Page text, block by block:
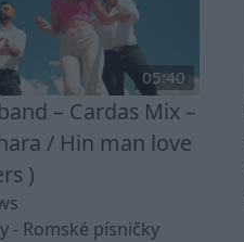
05:40
– Cardas Mix –
/ Hin man love
)
- Romské písničky